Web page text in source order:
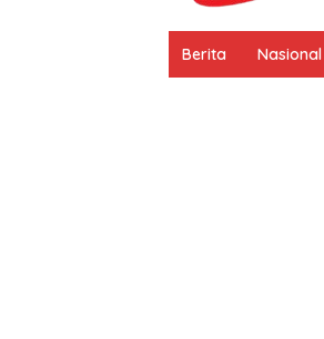
Berita Nasional